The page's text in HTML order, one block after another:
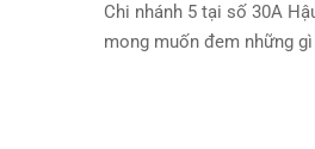
Chi nhánh 5 tại số 30A
mong muốn đem những